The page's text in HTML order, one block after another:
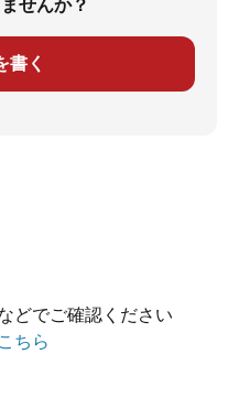
せんか？
書く
どでご確認ください
ちら